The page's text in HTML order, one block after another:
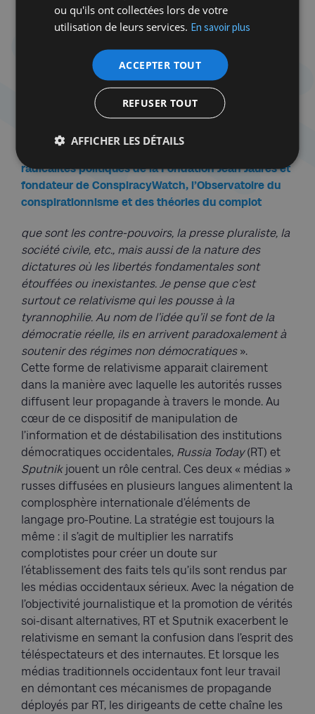
qu’une illusion encore plus
autoritaires et les dictatures
parce qu’elle ment sur sa véritable
radicalités politiques de la Fondation Jean Jaurès et
fondateur de ConspiracyWatch, l’Observatoire du
conspirationnisme et des théories du complot
que sont les contre-pouvoirs, la presse pluraliste, la
société civile, etc., mais aussi de la nature des
dictatures où les libertés fondamentales sont
étouffées ou inexistantes. Je pense que c’est
surtout ce relativisme qui les pousse à la
tyrannophilie. Au nom de l’idée qu’il se font de la
démocratie réelle, ils en arrivent paradoxalement à
soutenir des régimes non démocratiques ».
Cette forme de relativisme apparait clairement
dans la manière avec laquelle les autorités russes
diffusent leur propagande à travers le monde. Au
cœur de ce dispositif de manipulation de
l’information et de déstabilisation des institutions
démocratiques occidentales, Russia Today(RT) et
Sputnikjouent un rôle central. Ces deux « médias »
russes diffusées en plusieurs langues alimentent la
complosphère internationale d’éléments de
langage pro-Poutine. La stratégie est toujours la
même : il s’agit de multiplier les narratifs
complotistes pour créer un doute sur
l’établissement des faits tels qu’ils sont rendus par
les médias occidentaux sérieux. Avec la négation de
l’objectivité journalistique et la promotion de vérités
soi-disant alternatives, RT et Sputnik exacerbent le
relativisme en semant la confusion dans l’esprit des
téléspectateurs et des internautes. Et lorsque les
médias traditionnels occidentaux font leur travail
en démontant ces mécanismes de propagande
déployés par RT, les dirigeants de cette chaîne les
ou qu'ils ont collectées lors de votre
utilisation de leurs services. En savoir plus
ACCEPTER TOUT
REFUSER TOUT
AFFICHER LES DÉTAILS